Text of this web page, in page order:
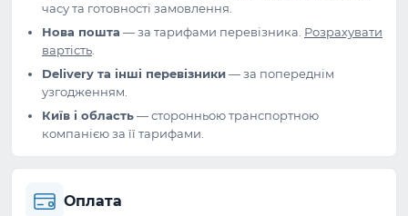
часу та готовності замовлення.
Нова пошта — за тарифами перевізника. Розрахувати
вартість
Delivery та інші перевізники— за попереднім
узгодженням.
Київ і область— сторонньою транспортною
компанією за її тарифами.
Оплата